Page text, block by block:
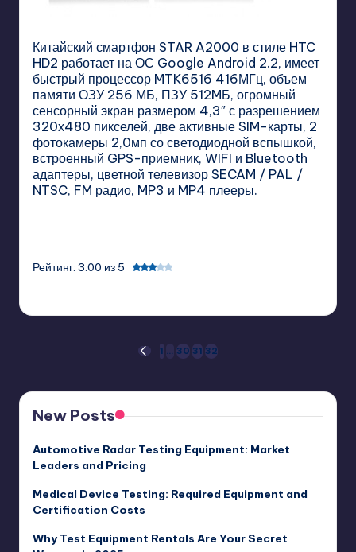
Китайский смартфон STAR A2000 в стиле HTC
HD2 работает на ОС Google Android 2.2, имеет
быстрый процессор MTK6516 416МГц, объем
памяти ОЗУ 256 МБ, ПЗУ 512MБ, огромный
сенсорный экран размером 4,3″ с разрешением
320х480 пикселей, две активные SIM-карты, 2
фотокамеры 2,0мп со светодиодной вспышкой,
встроенный GPS-приемник, WIFI и Bluetooth
адаптеры, цветной телевизор SECAM / PAL /
NTSC, FM радио, MP3 и MP4 плееры.
Рейтинг: 3.00 из 5
pagination
PREVIOUS
1 30 31 32
New Posts
Automotive Radar Testing Equipment: Market
Leaders and Pricing
Medical Device Testing: Required Equipment and
Certification Costs
Why Test Equipment Rentals Are Your Secret